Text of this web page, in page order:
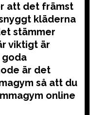
att det främst
kläderna
stämmer
viktigt är
goda
är det
så att du
online